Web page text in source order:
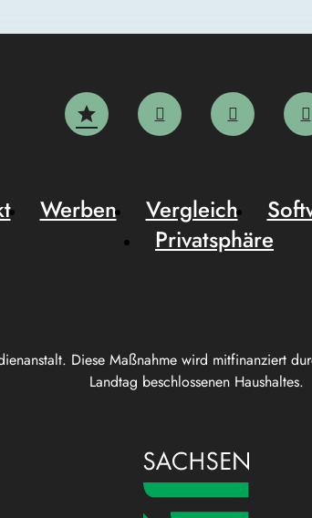
Diese Maßnahme wird mitfinanziert
Landtag beschlossenen Haushaltes.
Werben Vergleich
Privatsphäre